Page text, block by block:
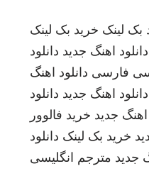
بک لینک خرید بک لینک
دانلود اهنگ جدید دانلود
فارسی دانلود اهنگ
دانلود اهنگ جدید دانلود
اهنگ جدید خرید فالوور
خرید بک لینک دانلود
جدید مترجم انگلیسی